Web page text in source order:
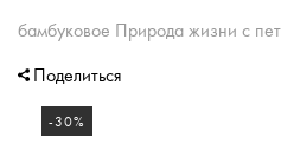
бамбуковое Природа жизни с
Поделиться
-30%